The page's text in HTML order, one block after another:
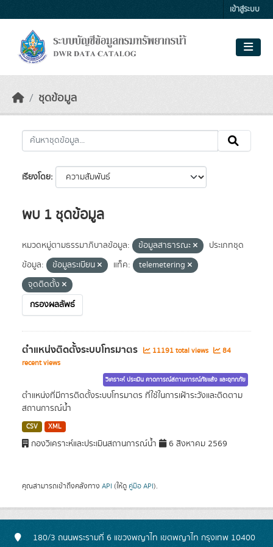
เข้าสู่ระบบ
ชุดข้อมูล
เรียงโดย
พบ 1 ชุดข้อมูล
หมวดหมู่ตามธรรมาภิบาลข้อมูล: ข้อมูลสาธารณะ
ประเภทชุด
ข้อมูล:
ข้อมูลระเบียน แท็ค:
telemetering
จุดติดตั้ง
กรองผลลัพธ์
ตำแหน่งติดตั้งระบบโทรมาตร 11191 total views
84
recent views
วิเคราะห์ ประเมิน คาดการณ์สถานการณ์ภัยแล้ง และอุทกภัย
ตำแหน่งที่มีการติดตั้งระบบโทรมาตร ที่ใช้ในการเฝ้าระวังและติดตาม
สถานการณ์น้ำ
CSV XML
กองวิเคราะห์และประเมินสถานการณ์น้ำ 6 สิงหาคม 2569
คุณสามารถเข้าถึงคลังทาง API (ให้ดู คู่มือ API).
180/3 ถนนพระรามที่ 6 แขวงพญาไท เขตพญาไท กรุงเทพ 10400